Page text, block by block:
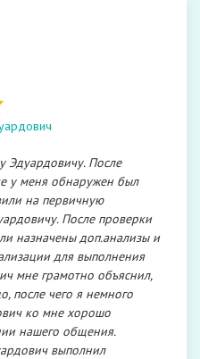
Эдуардовичу. После
у меня обнаружен был
на первичную
После проверки
назначены доп.анализы и
для выполнения
мне грамотно объяснил,
после чего я немного
ко мне хорошо
нашего общения.
выполнил